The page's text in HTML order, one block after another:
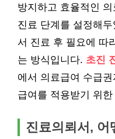
방지하고 효율적인
진료 단계를 설정해
서 진료 후 필요에 따
는 방식입니다. 초진
에서 의료급여 수급
급여를 적용받기 위
진료의뢰서, 어